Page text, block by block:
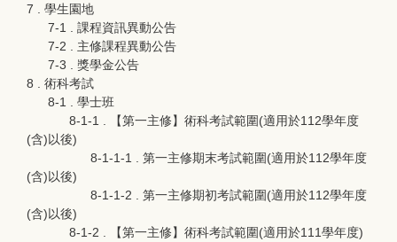
7 . 學生園地
7-1 . 課程資訊異動公告
7-2 . 主修課程異動公告
7-3 . 獎學金公告
8 . 術科考試
8-1 . 學士班
8-1-1 . 【第一主修】術科考試範圍(適用於112學年度
(含)以後)
8-1-1-1 . 第一主修期末考試範圍(適用於112學年度
(含)以後)
8-1-1-2 . 第一主修期初考試範圍(適用於112學年度
(含)以後)
8-1-2 . 【第一主修】術科考試範圍(適用於111學年度)